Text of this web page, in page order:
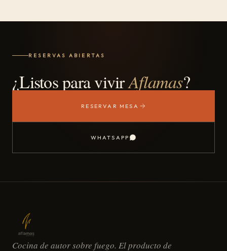
RESERVAS ABIERTAS
¿Listos para vivirAflamas?
RESERVAR MESA
WHATSAPP
Cocina de autor sobre fuego. El producto de